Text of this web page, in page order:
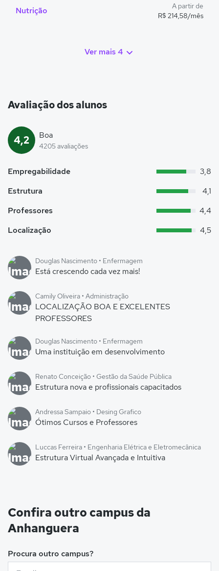
Nutrição
A partir de
R$ 214,58/mês
Ver mais 4
Avaliação dos alunos
4,2 Boa
4205 avaliações
Empregabilidade
3,8
Estrutura
4,1
Professores
4,4
Localização
4,5
Douglas Nascimento • Enfermagem
Está crescendo cada vez mais!
Camily Oliveira • Administração
LOCALIZAÇÃO BOA E EXCELENTES
PROFESSORES
Douglas Nascimento • Enfermagem
Uma instituição em desenvolvimento
Renato Conceição • Gestão da Saúde Pública
Estrutura nova e profissionais capacitados
Andressa Sampaio • Desing Grafico
Ótimos Cursos e Professores
Luccas Ferreira • Engenharia Elétrica e Eletromecânica
Estrutura Virtual Avançada e Intuitiva
Confira outro campus da
Anhanguera
Procura outro campus?